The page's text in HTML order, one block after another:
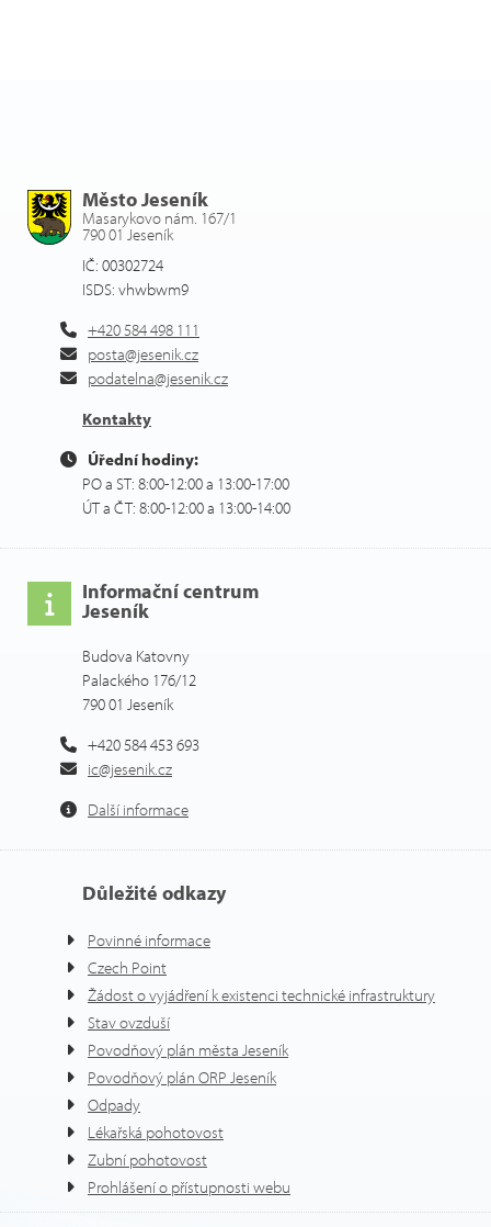
Město Jeseník
Masarykovo nám. 167/1
790 01 Jeseník
IČ: 00302724
ISDS: vhwbwm9
+420 584 498 111
posta@jesenik.cz
podatelna@jesenik.cz
Kontakty
Úřední hodiny:
PO a ST: 8:00-12:00 a 13:00-17:00
ÚT a ČT: 8:00-12:00 a 13:00-14:00
Informační centrum
Jeseník
Budova Katovny
Palackého 176/12
790 01 Jeseník
+420 584 453 693
ic@jesenik.cz
Další informace
Důležité odkazy
Povinné informace
Czech Point
Žádost o vyjádření k existenci technické infrastruktury
Stav ovzduší
Povodňový plán města Jeseník
Povodňový plán ORP Jeseník
Odpady
Lékařská pohotovost
Zubní pohotovost
Prohlášení o přístupnosti webu